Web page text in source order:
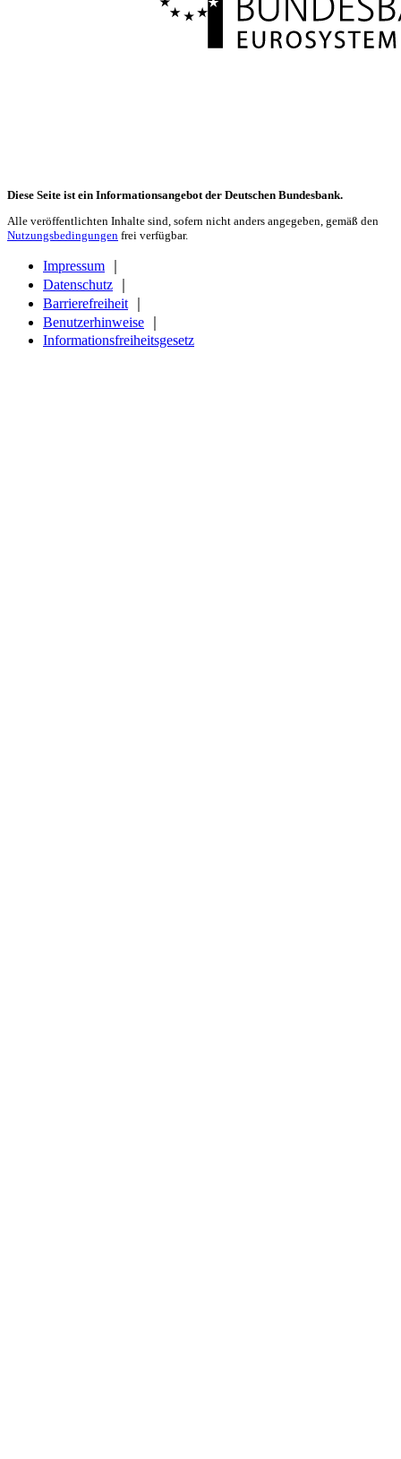
Diese Seite ist ein Informationsangebot der Deutschen Bundesbank.
Alle veröffentlichten Inhalte sind, sofern nicht anders angegeben, gemäß den
Nutzungsbedingungen frei verfügbar.
Impressum
Datenschutz
Barrierefreiheit
Benutzerhinweise
Informationsfreiheitsgesetz